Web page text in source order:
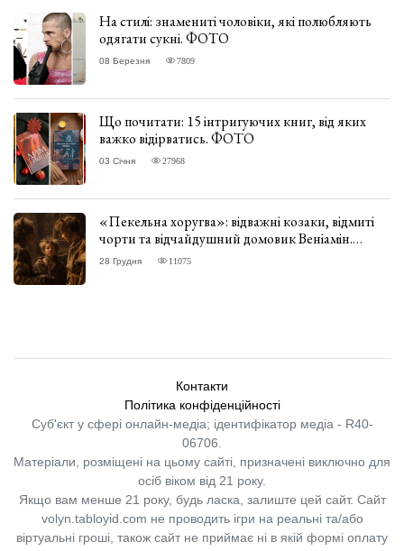
На стилі: знамениті чоловіки, які полюбляють
одягати сукні. ФОТО
08 Березня 7809
Що почитати: 15 інтригуючих книг, від яких
важко відірватись. ФОТО
03 Січня 27968
«Пекельна хоругва»: відважні козаки, відмиті
чорти та відчайдушний домовик Веніамін.
ВІДГУК
28 Грудня 11075
Контакти
Політика конфіденційності
Суб'єкт у сфері онлайн-медіа; ідентифікатор медіа - R40-
06706.
Матеріали, розміщені на цьому сайті, призначені виключно для
осіб віком від 21 року.
Якщо вам менше 21 року, будь ласка, залиште цей сайт. Сайт
volyn.tabloyid.com не проводить ігри на реальні та/або
віртуальні гроші, також сайт не приймає ні в якій формі оплату